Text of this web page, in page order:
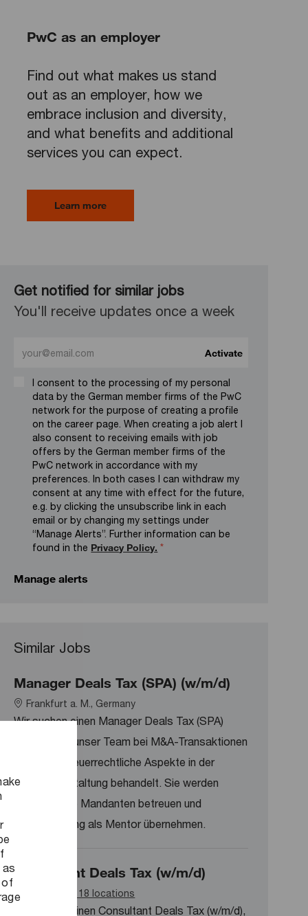
of
PwC as an employer
Find out what makes us stand
out as an employer, how we
embrace inclusion and diversity,
and what benefits and additional
services you can expect.
Learn more
Get notified for similar jobs
You'll receive updates once a week
I consent to the processing of my personal
data by the German member firms of the PwC
network for the purpose of creating a profile
on the career page. When creating a job alert I
also consent to receiving emails with job
offers by the German member firms of the
PwC network in accordance with my
preferences. In both cases I can withdraw my
consent at any time with effect for the future,
e.g. by clicking the unsubscribe link in each
email or by changing my settings under
“Manage Alerts”. Further information can be
found in the Privacy Policy. *
Activate
Manage alerts
Similar Jobs
Manager Deals Tax (SPA) (w/m/d)
Location
Frankfurt a. M., Germany
Wir suchen einen Manager Deals Tax (SPA)
(w/m/d), der unser Team bei M&A-Transaktionen
berät und steuerrechtliche Aspekte in der
Vertragsgestaltung behandelt. Sie werden
hochkarätige Mandanten betreuen und
Verantwortung als Mentor übernehmen.
Consultant Deals Tax (w/m/d)
Available in 18 locations
Wir suchen einen Consultant Deals Tax (w/m/d),